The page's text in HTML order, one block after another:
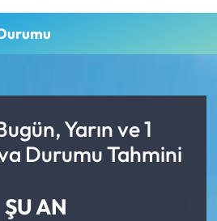
Yarın ve 1
Durumu Tahmini
ŞU AN
ve Fikstür